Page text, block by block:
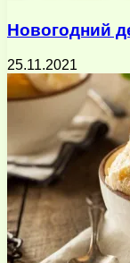
Новогодний
25.11.2021